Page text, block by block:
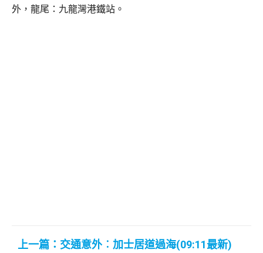
外，龍尾：九龍灣港鐵站。
上一篇：交通意外︰加士居道過海(09:11最新)